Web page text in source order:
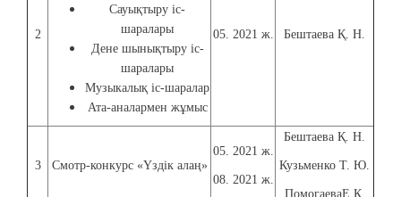
2
Сауықтыру іс-
шаралары
Дене шынықтыру іс-
шаралары
Музыкалық іс-шаралар
Ата-аналармен жұмыс
05. 2021 ж. Бештаева Қ. Н.
3 Смотр-конкурс «Үздік алаң»
05. 2021 ж.
08. 2021 ж.
Бештаева Қ. Н.
Кузьменко Т. Ю.
ПомогаеваЕ.К.